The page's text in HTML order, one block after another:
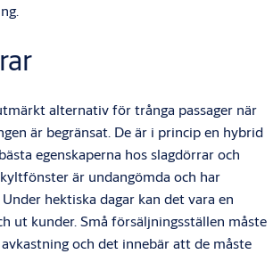
alternativ för trånga passager när
är begränsat. De är i princip en hybrid
egenskaperna hos slagdörrar och
är undangömda och har
hektiska dagar kan det vara en
ut kunder. Små försäljningsställen måste
och det innebär att de måste